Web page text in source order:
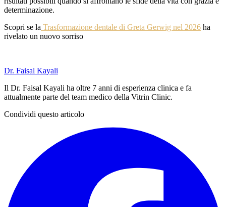
determinazione.
Scopri se la Trasformazione dentale di Greta Gerwig nel 2026 ha
rivelato un nuovo sorriso
Dr. Faisal Kayali
Il Dr. Faisal Kayali ha oltre 7 anni di esperienza clinica e fa
attualmente parte del team medico della Vitrin Clinic.
Condividi questo articolo